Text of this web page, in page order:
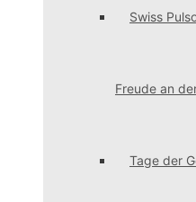
Swiss
Freude an
Tage der